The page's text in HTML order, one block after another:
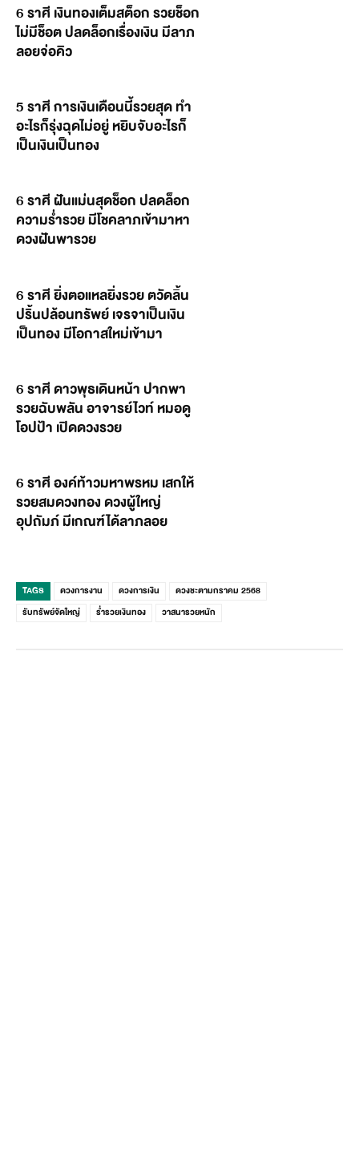
6 ราศี เงินทองเต็มสต็อก รวยช็อก
ไม่มีช็อต ปลดล็อกเรื่องเงิน มีลาภ
ลอยจ่อคิว
5 ราศี การเงินเดือนนี้รวยสุด ทำ
อะไรก็รุ่งฉุดไม่อยู่ หยิบจับอะไรก็
เป็นเงินเป็นทอง
6 ราศี ฝันแม่นสุดช็อก ปลดล็อก
ความร่ำรวย มีโชคลาภเข้ามาหา
ดวงฝันพารวย
6 ราศี ยิ่งตอแหลยิ่งรวย ตวัดลิ้น
ปริ้นปล้อนทรัพย์ เจรจาเป็นเงิน
เป็นทอง มีโอกาสใหม่เข้ามา
6 ราศี ดาวพุธเดินหน้า ปากพา
รวยฉับพลัน อาจารย์ไวท์ หมอดู
โอปป้า เปิดดวงรวย
6 ราศี องค์ท้าวมหาพรหม เสกให้
รวยสมดวงทอง ดวงผู้ใหญ่
อุปถัมภ์ มีเกณฑ์ได้ลาภลอย
TAGS ดวงการงาน ดวงการเงิน
ดวงชะตามกราคม 2568
รับทรัพย์จัดใหญ่
ร่ำรวยเงินทอง วาสนารวยหนัก